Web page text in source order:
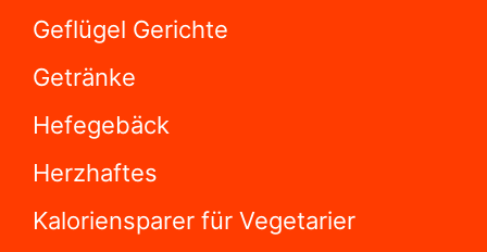
Geflügel Gerichte
Getränke
Hefegebäck
Herzhaftes
Kaloriensparer für Vegetarier